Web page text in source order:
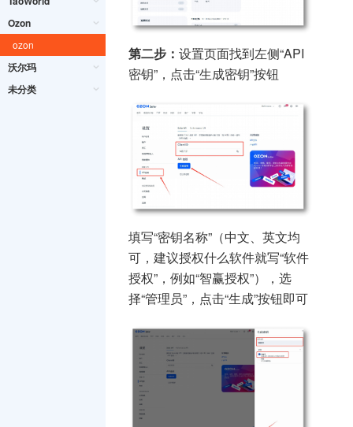
Ozon
ozon
沃尔玛
未分类
第二步：设置页面找到左侧“API
密钥”，点击“生成密钥”按钮
填写“密钥名称”（中文、英文均
可，建议授权什么软件就写“软件
授权”，例如“智赢授权”），选
择“管理员”，点击“生成”按钮即可